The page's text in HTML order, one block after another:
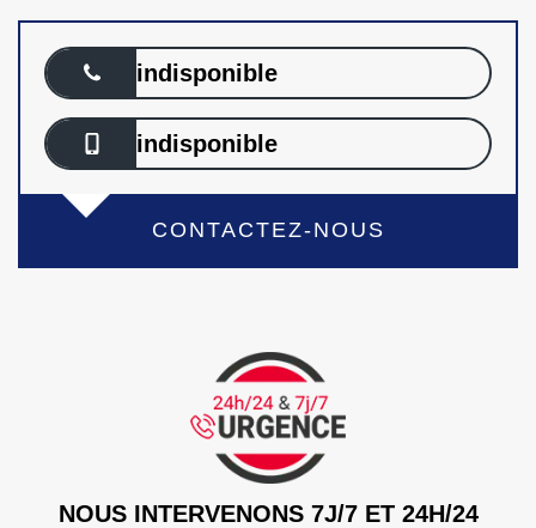
indisponible
indisponible
CONTACTEZ-NOUS
NOUS INTERVENONS 7J/7 ET 24H/24